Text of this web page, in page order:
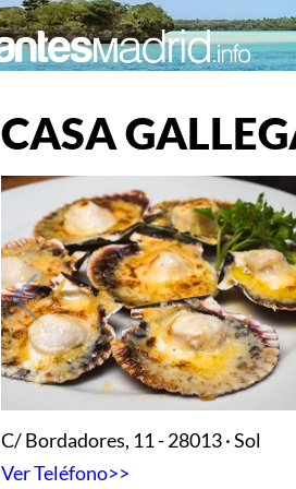
CASA
C/ Bordadores, 11 - 28013 · Sol
Ver Teléfono>>